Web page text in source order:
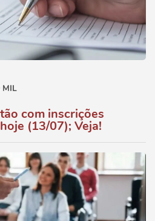
MIL
com inscrições
(13/07); Veja!